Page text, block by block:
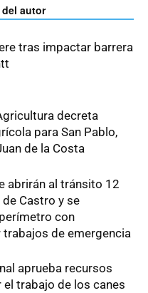
del autor
tras impactar barrera
decreta
para San Pablo,
de la Costa
abrirán al tránsito 12
Castro y se
con
de emergencia
aprueba recursos
trabajo de los canes